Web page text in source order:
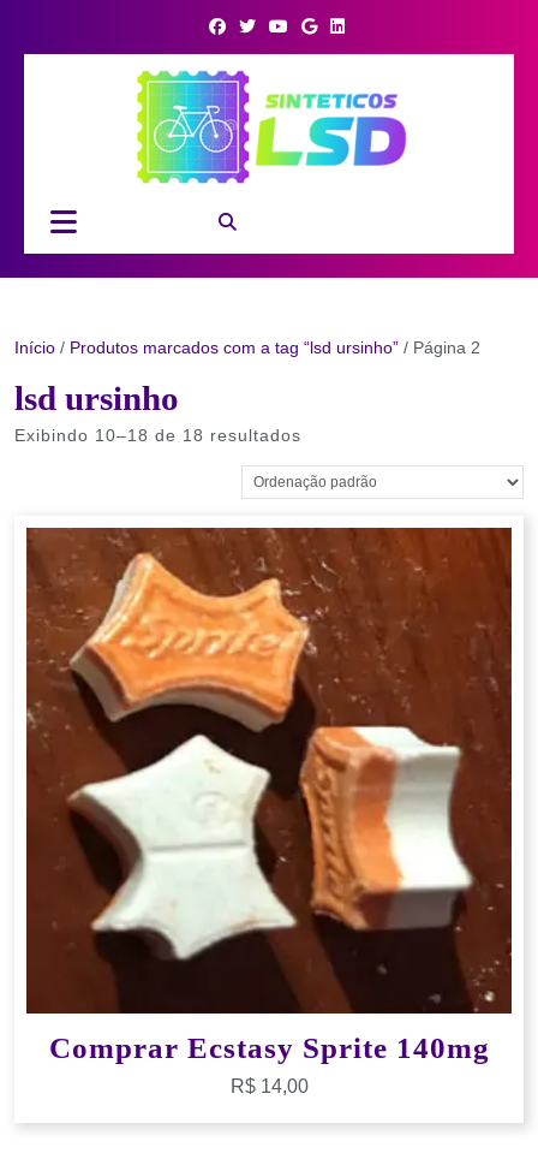
Button
Início / Produtos marcados com a tag “lsd ursinho” / Página 2
lsd ursinho
Exibindo 10–18 de 18 resultados
Comprar Ecstasy Sprite 140mg
R$14,00